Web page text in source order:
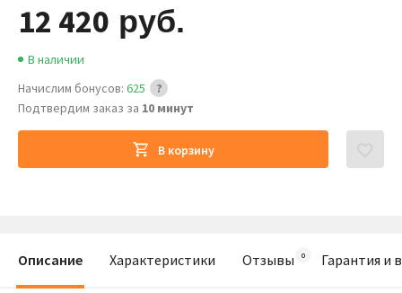
12 420 руб.
Начислим бонусов: 625
Подтвердим заказ за 10 минут
В наличии
В корзину
Описание Характеристики Отзывы Гарантия и